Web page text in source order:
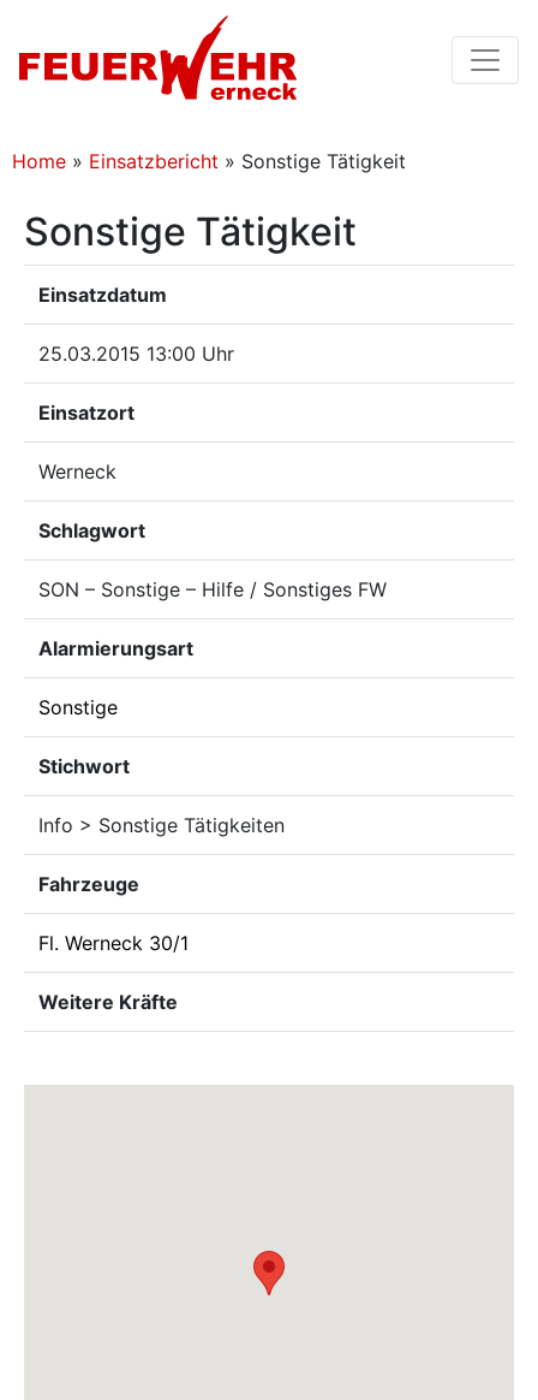
Home » Einsatzbericht » Sonstige Tätigkeit
Sonstige Tätigkeit
Einsatzdatum
25.03.2015 13:00 Uhr
Einsatzort
Werneck
Schlagwort
SON – Sonstige – Hilfe / Sonstiges FW
Alarmierungsart
Sonstige
Stichwort
Info > Sonstige Tätigkeiten
Fahrzeuge
Fl. Werneck 30/1
Weitere Kräfte